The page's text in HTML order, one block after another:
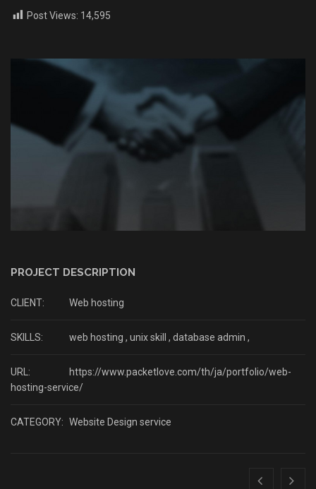
Post Views: 14,595
PROJECT DESCRIPTION
CLIENT: Web hosting
SKILLS: web hosting , unix skill , database admin ,
URL:
https://www.packetlove.com/th/ja/portfolio/web-
hosting-service/
CATEGORY: Website Design service